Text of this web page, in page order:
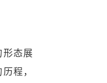
形态展
程，